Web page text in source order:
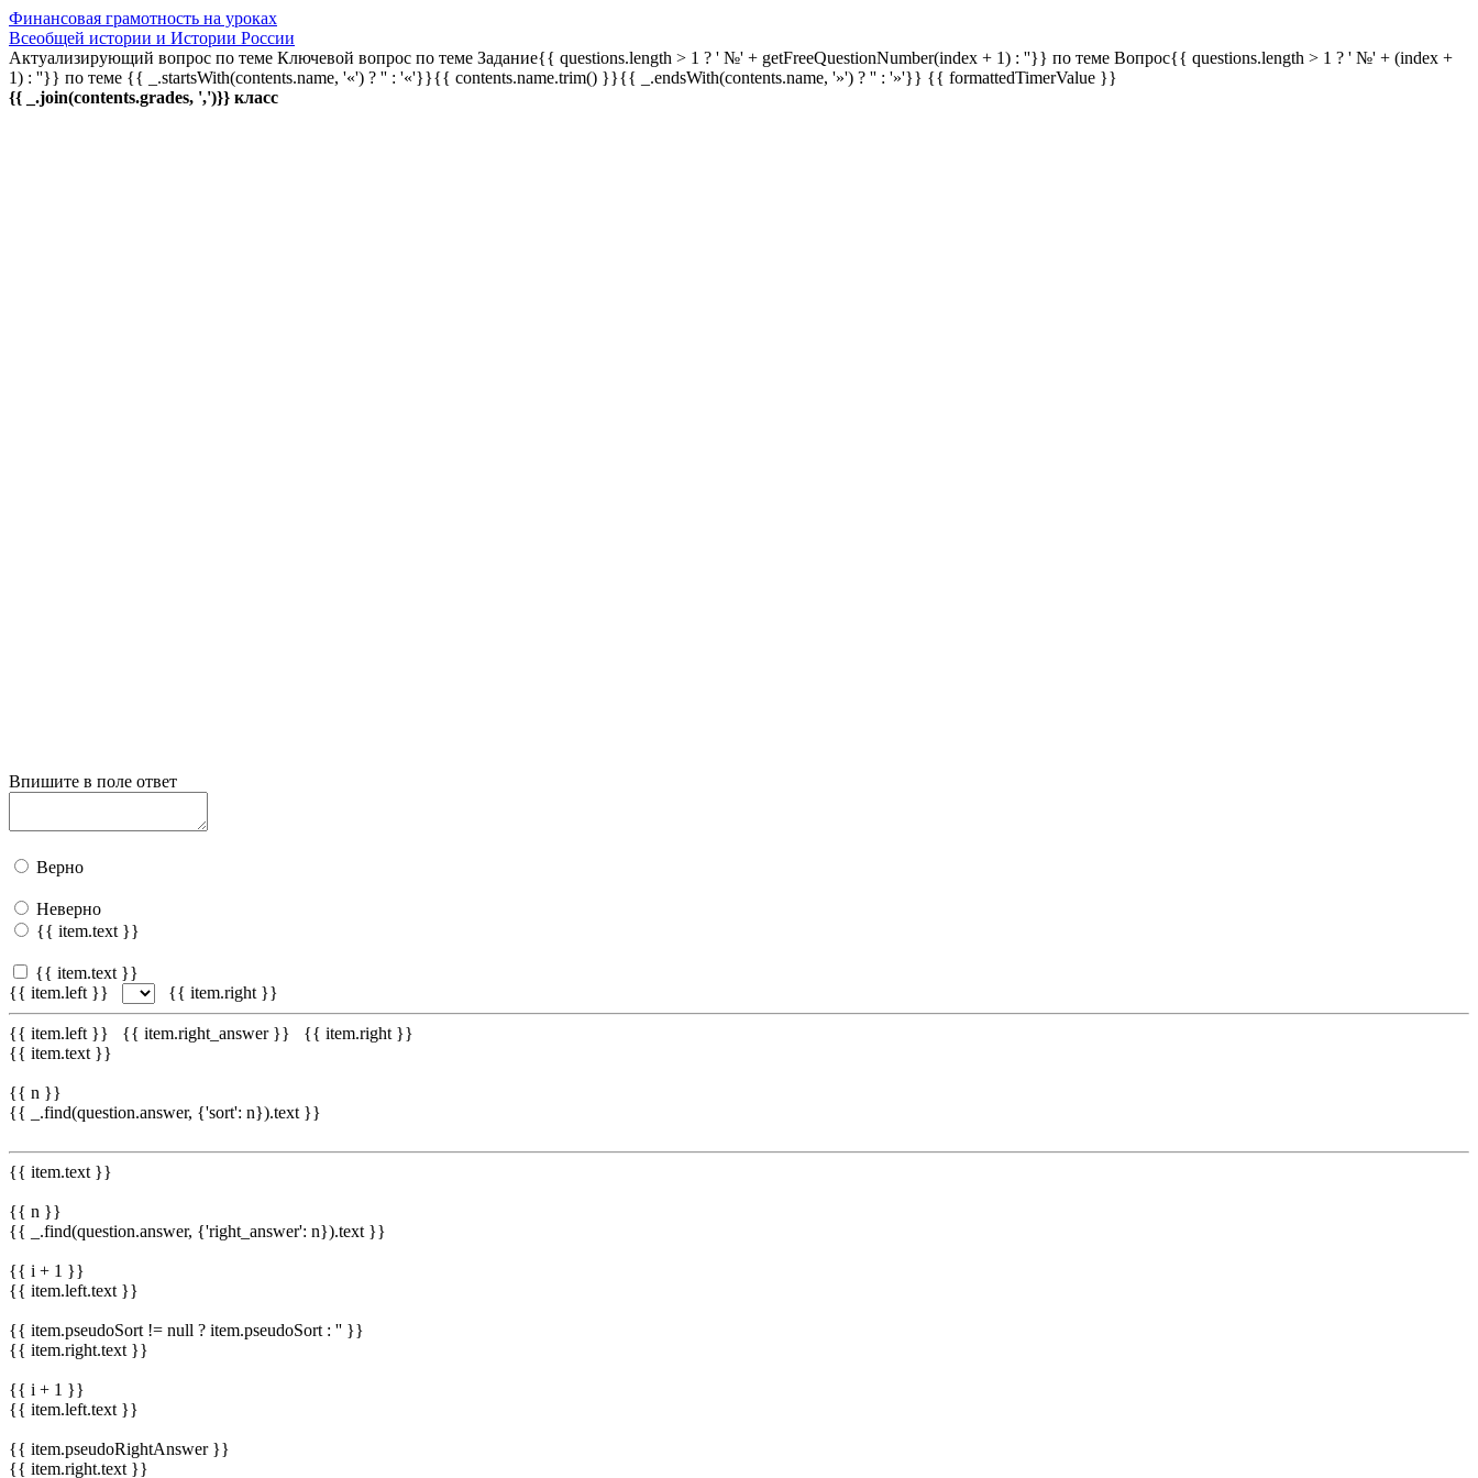
Финансовая грамотность на уроках
Всеобщей истории и Истории России
Актуализирующий вопрос по теме Ключевой вопрос по теме Задание{{ questions.length > 1 ? ' №' + getFreeQuestionNumber(index + 1) : ''}} по теме Вопрос{{ questions.length > 1 ? ' №' + (index +
1) : ''}} по теме {{ _.startsWith(contents.name, '«') ? '' : '«'}}{{ contents.name.trim() }}{{ _.endsWith(contents.name, '»') ? '' : '»'}} {{ formattedTimerValue }}
{{ _.join(contents.grades, ',')}} класс
Впишите в поле ответ
Верно
Неверно
{{ item.text }}
{{ item.text }}
{{ item.left }}
{{ item.right }}
{{ item.left }} {{ item.right_answer }}
{{ item.right }}
{{ item.text }}
{{ n }}
{{ _.find(question.answer, {'sort': n}).text }}
{{ item.text }}
{{ n }}
{{ _.find(question.answer, {'right_answer': n}).text }}
{{ i + 1 }}
{{ item.left.text }}
{{ item.pseudoSort != null ? item.pseudoSort : '' }}
{{ item.right.text }}
{{ i + 1 }}
{{ item.left.text }}
{{ item.pseudoRightAnswer }}
{{ item.right.text }}